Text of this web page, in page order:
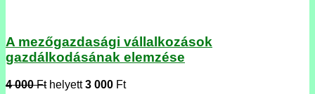
A mezőgazdasági vállalkozások
gazdálkodásának elemzése
4 000 Fthelyett3 000 Ft